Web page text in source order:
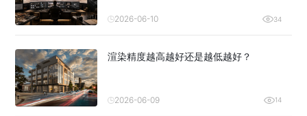
2026-06-10 34
渲染精度越高越好还是越低越好？
2026-06-09 14